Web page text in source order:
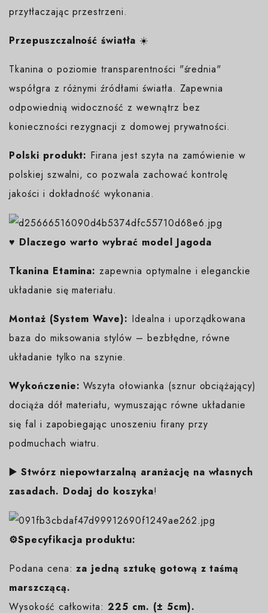
przytłaczając przestrzeni.
Przepuszczalność światła ☀️
Tkanina o poziomie transparentności "średnia"
współgra z różnymi źródłami światła. Zapewnia
odpowiednią widoczność z wewnątrz bez
konieczności rezygnacji z domowej prywatności.
Polski produkt: Firana jest szyta na zamówienie w
polskiej szwalni, co pozwala zachować kontrolę
jakości i dokładność wykonania.
♥️ Dlaczego warto wybrać model Jagoda
Tkanina Etamina: zapewnia optymalne i eleganckie
układanie się materiału.
Montaż (System Wave): Idealna i uporządkowana
baza do miksowania stylów – bezbłędne, równe
układanie tylko na szynie.
Wykończenie: Wszyta ołowianka (sznur obciążający)
dociąża dół materiału, wymuszając równe układanie
się fal i zapobiegając unoszeniu firany przy
podmuchach wiatru.
▶️ Stwórz niepowtarzalną aranżację na własnych
zasadach. Dodaj do koszyka!
⚙️Specyfikacja produktu:
Podana cena: za jedną sztukę gotową z taśmą
marszczącą.
Wysokość całkowita: 225 cm. (± 5cm).